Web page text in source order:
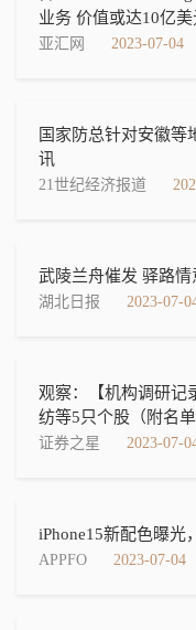
业务 价值或达10亿
亚汇网 2023-07-04
国家防总针对安徽等
讯
21世纪经济报道
武陵兰舟催发 驿路情
湖北日报 2023-07-
观察：【机构调研记
纺等5只个股（附名单
证券之星 2023-07-
iPhone15新配色曝光
APPFO 2023-07-04